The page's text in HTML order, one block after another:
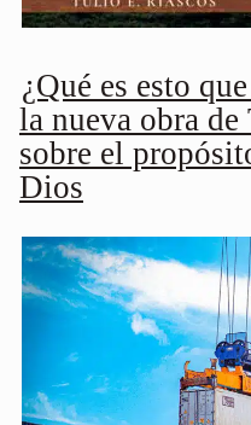
¿Qué es esto
la nueva obra
sobre el
Dios